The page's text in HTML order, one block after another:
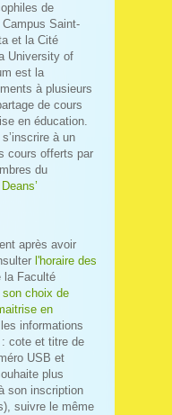
de
Saint-
et la Cité
University of
est la
à plusieurs
de cours
en éducation.
à un
cours offerts par
du
après avoir
l'horaire des
la Faculté
son choix de
en
informations
cote et titre de
USB et
plus
son inscription
suivre le même